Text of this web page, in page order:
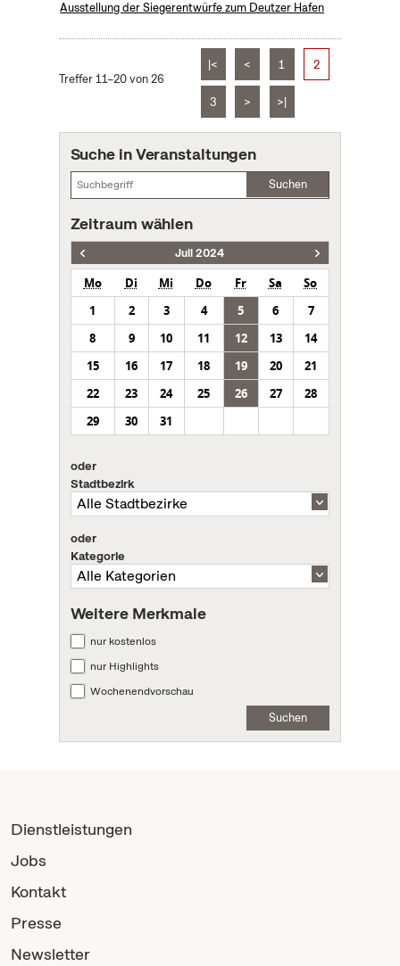
Ausstellung der Siegerentwürfe zum Deutzer Hafen
Treffer 11–20 von 26
|< < 1 2
3 > >|
Suche in Veranstaltungen
Suchen
Zeitraum wählen
Juli 2024
Mo Di Mi Do Fr Sa
So
1
2 3 4 5 6
7
8
9 10 11 12 13
14
15
16 17 18 19 20
21
22
23 24 25 26 27
28
29
30 31
oder
Stadtbezirk
oder
Kategorie
Weitere Merkmale
nur kostenlos
nur Highlights
Wochenendvorschau
Suchen
Dienstleistungen
Jobs
Kontakt
Presse
Newsletter